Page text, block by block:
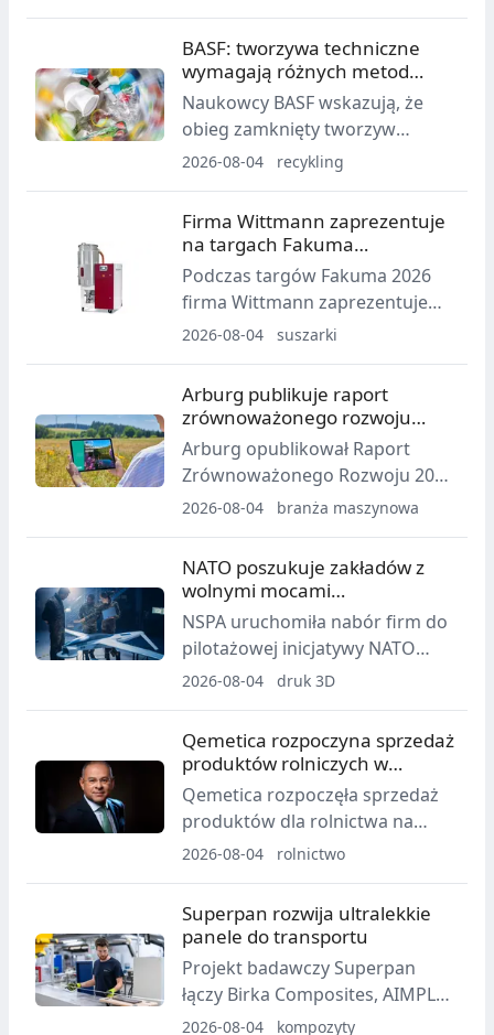
technicznych po przejęciu
biznesu Engineering
Thermoplastics od SABIC przez
Mutares SE & Co. KGaA.
BASF: tworzywa techniczne
wymagają różnych metod
recyklingu
Naukowcy BASF wskazują, że
obieg zamknięty tworzyw
technicznych wymaga
połączenia różnych technologii
recyklingu. Wybór metody zależy
od rodzaju polimeru i składu
strumienia odpadów.
2026-08-04 recykling
Firma Wittmann zaprezentuje
na targach Fakuma
zaktualizowaną suszarkę
Drymax Basic 120.
Podczas targów Fakuma 2026
firma Wittmann zaprezentuje
mobilną suszarkę na suchy
wyświetlacz TFT LCD o
przekątnej 3,5 cala. Zmiana ta
ma na celu uproszczenie obsługi
oraz zwiększenie niezawodności
procesów suszenia.
2026-08-04 suszarki
Arburg publikuje raport
zrównoważonego rozwoju
2025
Arburg opublikował Raport
Zrównoważonego Rozwoju 2025
jako interaktywny plik PDF
arburgGREENworld, w tym
działania ESG, efektywność
zasobową, gospodarkę o obiegu
zamkniętym i wskaźniki śladu
węglowego.
2026-08-04 branża maszynowa
NATO poszukuje zakładów z
wolnymi mocami
produkcyjnymi
NSPA uruchomiła nabór firm do
pilotażowej inicjatywy NATO
Engine. Do udziału mogą
usługi inżynieryjne oraz
produkcję kontraktową. Termin
składania odpowiedzi upływa 27
sierpnia 2026 r.
2026-08-04 druk 3D
Qemetica rozpoczyna sprzedaż
produktów rolniczych w
Australii
Qemetica rozpoczęła sprzedaż
produktów dla rolnictwa na
rynku australijskim poprzez
wskazuje Australię jako
strategiczny punkt ekspansji w
regionie Azji i Pacyfiku.
2026-08-04 rolnictwo
Superpan rozwija ultralekkie
panele do transportu
Projekt badawczy Superpan
łączy Birka Composites, AIMPLAS
i IDEKO w pracach nad
2026-08-04 kompozyty